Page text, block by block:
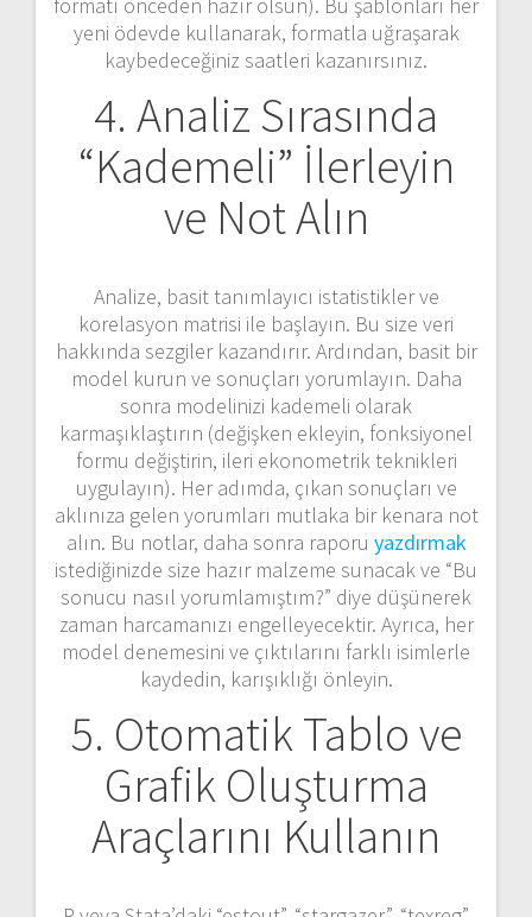
formatı önceden hazır olsun). Bu şablonları her
yeni ödevde kullanarak, formatla uğraşarak
kaybedeceğiniz saatleri kazanırsınız.
4. Analiz Sırasında
“Kademeli” İlerleyin
ve Not Alın
Analize, basit tanımlayıcı istatistikler ve
korelasyon matrisi ile başlayın. Bu size veri
hakkında sezgiler kazandırır. Ardından, basit bir
model kurun ve sonuçları yorumlayın. Daha
sonra modelinizi kademeli olarak
karmaşıklaştırın (değişken ekleyin, fonksiyonel
formu değiştirin, ileri ekonometrik teknikleri
uygulayın). Her adımda, çıkan sonuçları ve
aklınıza gelen yorumları mutlaka bir kenara not
alın. Bu notlar, daha sonra raporu yazdırmak
istediğinizde size hazır malzeme sunacak ve “Bu
sonucu nasıl yorumlamıştım?” diye düşünerek
zaman harcamanızı engelleyecektir. Ayrıca, her
model denemesini ve çıktılarını farklı isimlerle
kaydedin, karışıklığı önleyin.
5. Otomatik Tablo ve
Grafik Oluşturma
Araçlarını Kullanın